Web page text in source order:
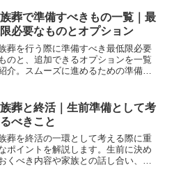
葬で準備すべきもの一覧｜最
必要なものとオプション
葬を行う際に準備すべき最低限必要
のと、追加できるオプションを一覧
介。スムーズに進めるための準備リ
葬と終活｜生前準備として考
べきこと
葬を終活の一環として考える際に重
ポイントを解説します。生前に決め
くべき内容や家族との話し合い、準